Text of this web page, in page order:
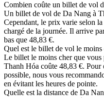
Combien coûte un billet de vol
Un billet de vol de Da Nang à
Cependant, le prix varie selon
chargé de la journée. Il arrive
bas que 48,83 €.
Quel est le billet de vol le
Le billet le moins cher que
Thanh Hóa coûte 48,83 €.
possible, nous vous
en évitant les heures de pointe.
Quelle est la distance de Da